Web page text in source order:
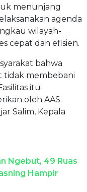
menunjang
agenda
wilayah-
cepat dan efisien.
bahwa
membebani
itu
oleh AAS
Salim, Kepala
Ngebut, 49 Ruas
Hampir